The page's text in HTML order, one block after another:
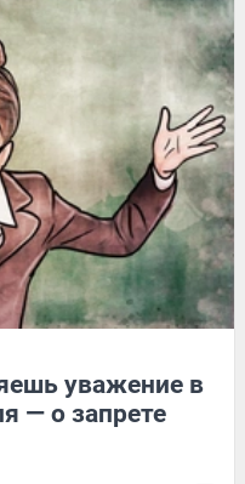
уважение в
— о запрете